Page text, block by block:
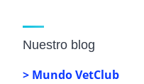
Nuestro blog
> Mundo VetClub